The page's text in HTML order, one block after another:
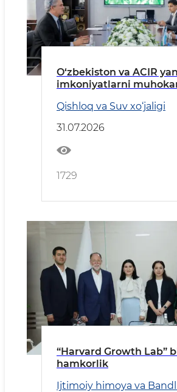
O‘zbekiston va ACIR
imkoniyatlarni
Qishloq va Suv xo‘jaligi
31.07.2026
1729
“Harvard Growth Lab”
hamkorlik
Ijtimoiy himoya va